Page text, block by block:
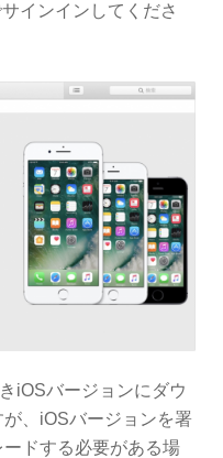
インインしてくださ
iOSバージョンにダウ
、iOSバージョンを署
ドする必要がある場